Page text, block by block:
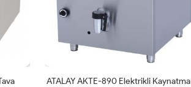
ATALAY AKTE-890 Elektrikli Kaynatma